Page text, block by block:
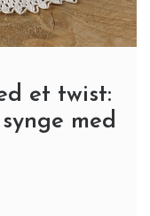
et twist:
med